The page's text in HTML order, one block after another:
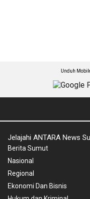
Unduh
Jelajahi ANTARA News
Berita Sumut
Nasional
Regional
Ekonomi Dan Bisnis